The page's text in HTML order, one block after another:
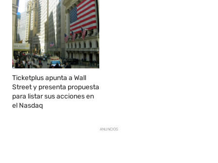
Ticketplus apunta a Wall
Street y presenta propuesta
para listar sus acciones en
el Nasdaq
ANUNCIOS